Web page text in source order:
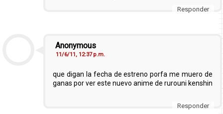
Responder
Anonymous
11/6/11, 12:37 p.m.
que digan la fecha de estreno porfa me muero de
ganas por ver este nuevo anime de rurouni kenshin
Responder